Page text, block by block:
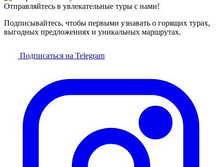
Отправляйтесь в увлекательные туры с нами!
Подписывайтесь, чтобы первыми узнавать о горящих турах,
выгодных предложениях и уникальных маршрутах.
Подписаться на Telegram